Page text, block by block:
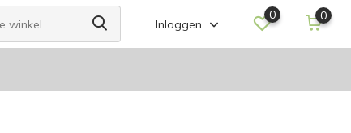
Inloggen
0 0